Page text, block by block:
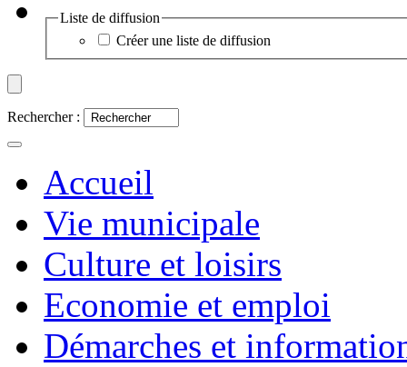
Liste de diffusion
Créer une liste de diffusion
Rechercher :
Accueil
Vie municipale
Culture et loisirs
Economie et emploi
Démarches et